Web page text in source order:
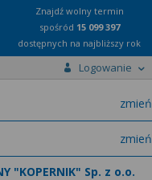
Znajdź wolny termin
spośród 15 099 397
dostępnych na najbliższy rok
Logowanie
zmień
zmień
"KOPERNIK" Sp. z o.o.